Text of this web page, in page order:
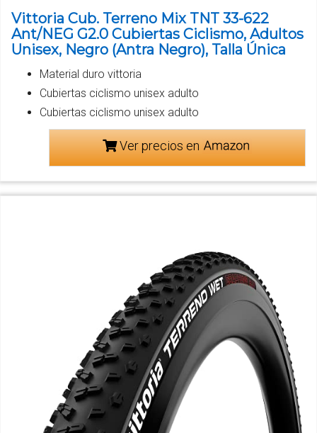
Vittoria Cub. Terreno Mix TNT 33-622
Ant/NEG G2.0 Cubiertas Ciclismo, Adultos
Unisex, Negro (Antra Negro), Talla Única
Material duro vittoria
Cubiertas ciclismo unisex adulto
Cubiertas ciclismo unisex adulto
Ver precios en